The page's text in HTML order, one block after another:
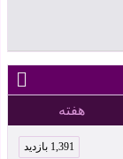
هفته
1,391 بازدید